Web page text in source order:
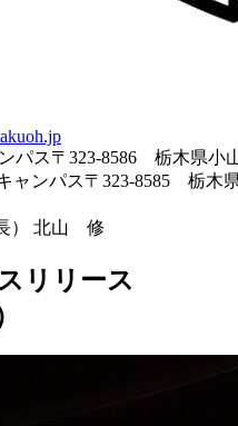
パス〒323-8586 栃木県小
ャンパス〒323-8585 栃木
北山 修
リリース